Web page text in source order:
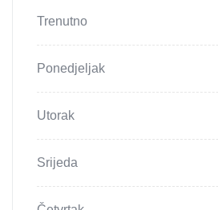
Trenutno
Ponedjeljak
Utorak
Srijeda